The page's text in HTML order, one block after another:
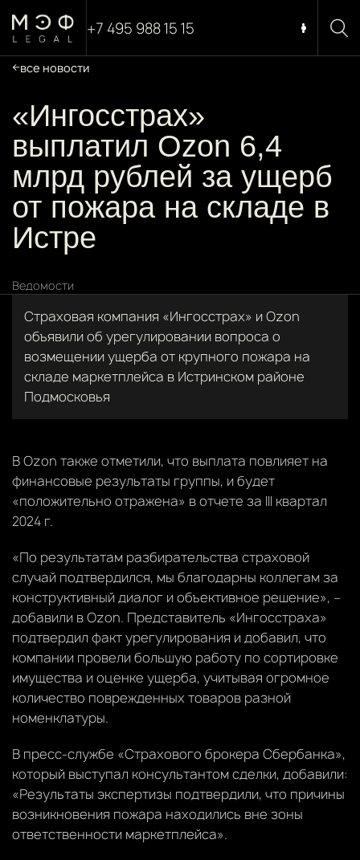
+7 495 988 15 15
все новости
«Ингосстрах»
выплатил Ozon 6,4
млрд рублей за ущерб
от пожара на складе в
Истре
Ведомости
Страховая компания «Ингосстрах» и Ozon
объявили об урегулировании вопроса о
возмещении ущерба от крупного пожара на
складе маркетплейса в Истринском районе
Подмосковья
В Ozon также отметили, что выплата повлияет на
финансовые результаты группы, и будет
«положительно отражена» в отчете за III квартал
2024 г.
«По результатам разбирательства страховой
случай подтвердился, мы благодарны коллегам за
конструктивный диалог и объективное решение», –
добавили в Ozon. Представитель «Ингосстраха»
подтвердил факт урегулирования и добавил, что
компании провели большую работу по сортировке
имущества и оценке ущерба, учитывая огромное
количество поврежденных товаров разной
номенклатуры.
В пресс-службе «Страхового брокера Сбербанка»,
который выступал консультантом сделки, добавили:
«Результаты экспертизы подтвердили, что причины
возникновения пожара находились вне зоны
ответственности маркетплейса».